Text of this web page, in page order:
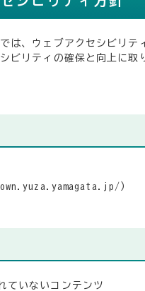
は、ウェブアクセシビリテ
ビリティの確保と向上に取
）
ていないコンテンツ